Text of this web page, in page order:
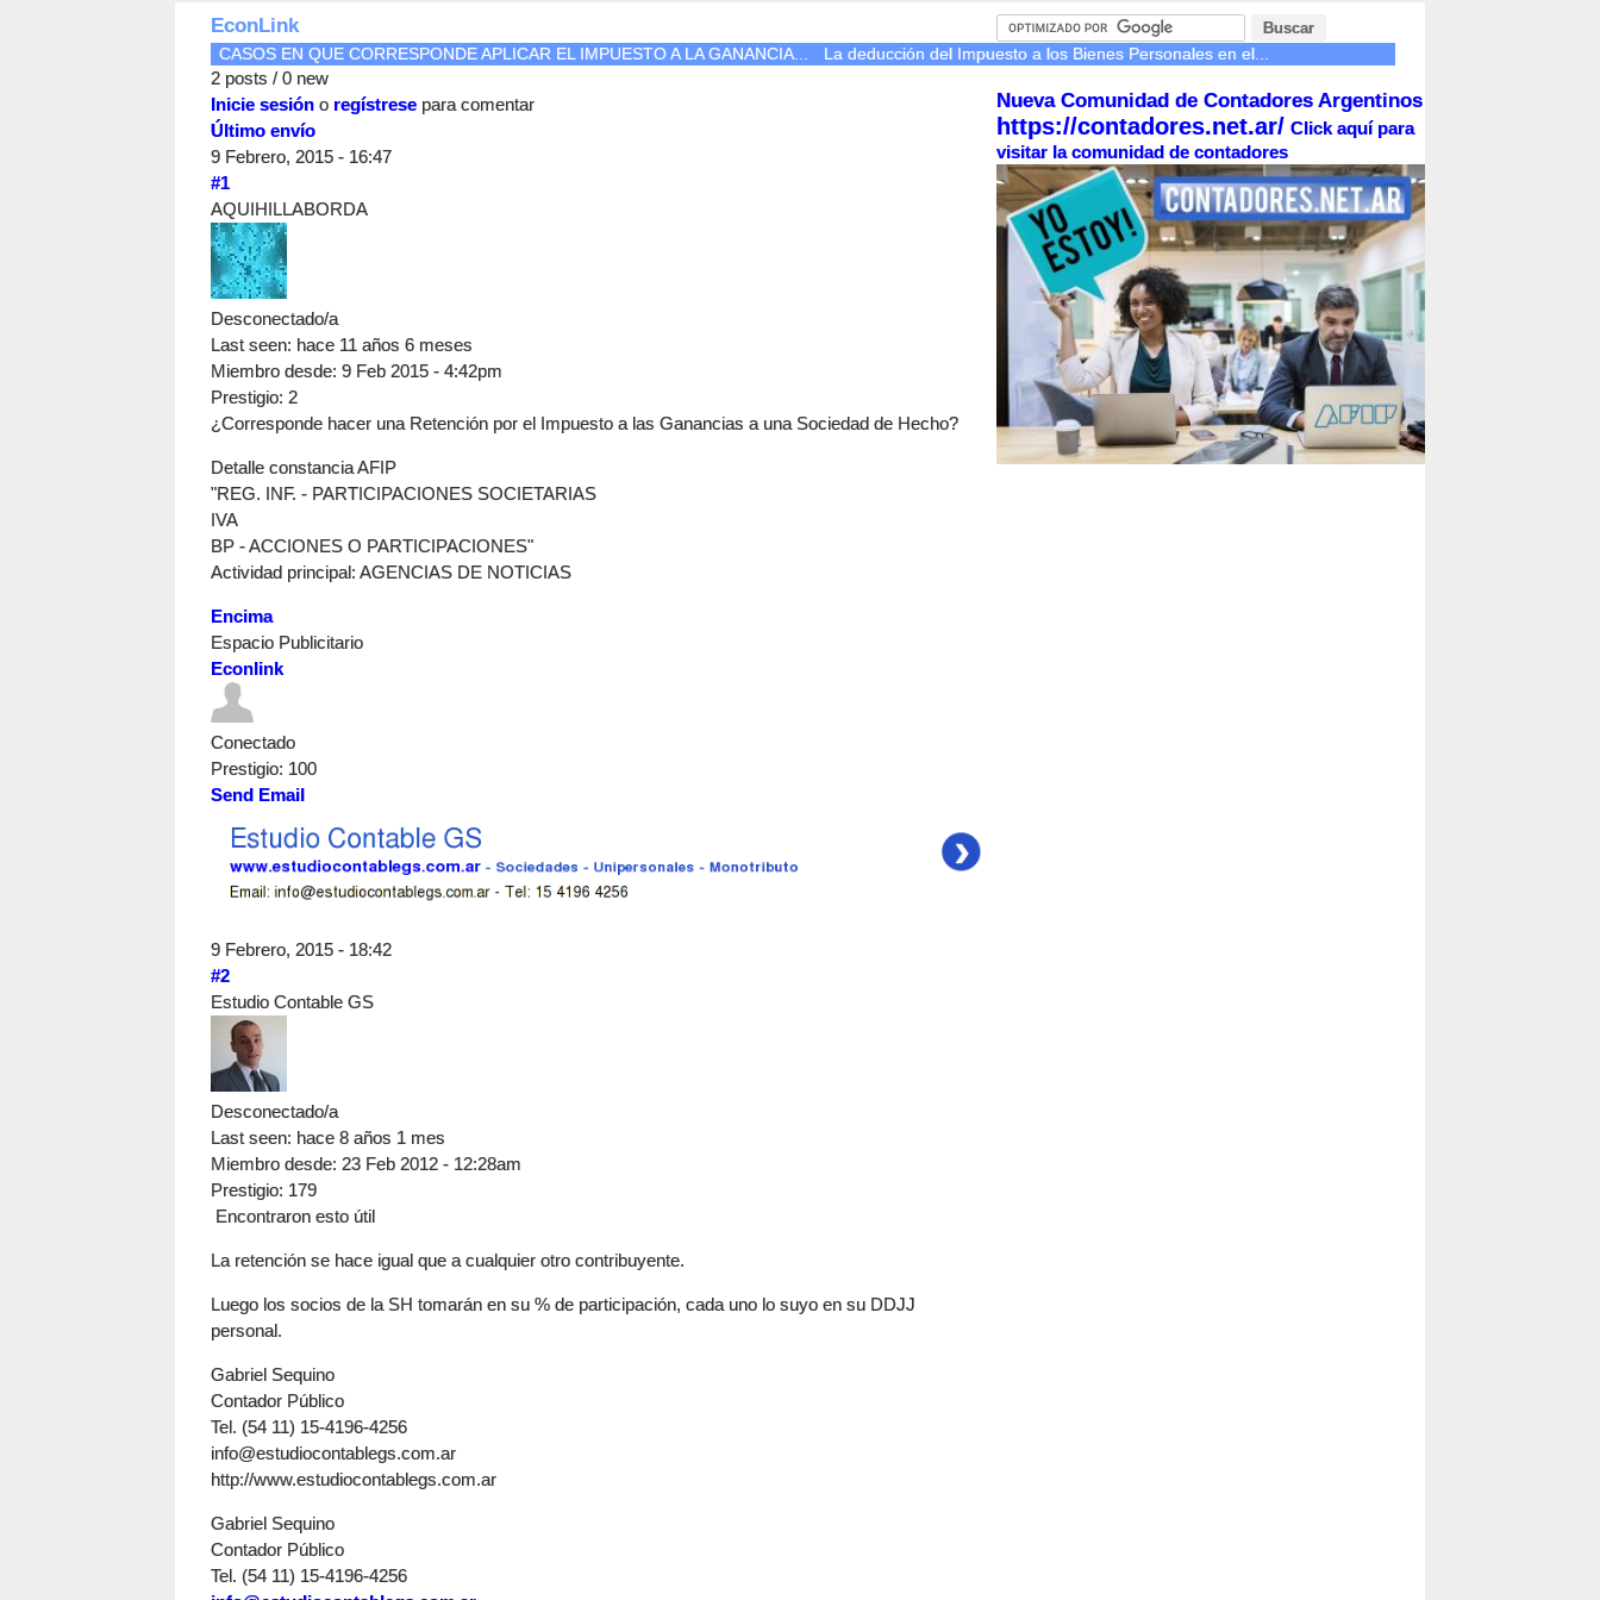
EconLink
CASOS EN QUE CORRESPONDE APLICAR EL IMPUESTO A LA GANANCIA... La deducción del Impuesto a los Bienes Personales en el...
2 posts / 0 new
Inicie sesión o regístrese para comentar
Último envío
9 Febrero, 2015 - 16:47
#1
AQUIHILLABORDA
Desconectado/a
Last seen: hace 11 años 6 meses
Miembro desde: 9 Feb 2015 - 4:42pm
Prestigio: 2
¿Corresponde hacer una Retención por el Impuesto a las Ganancias a una Sociedad de Hecho?
Detalle constancia AFIP
"REG. INF. - PARTICIPACIONES SOCIETARIAS
IVA
BP - ACCIONES O PARTICIPACIONES"
Actividad principal: AGENCIAS DE NOTICIAS
Encima
Espacio Publicitario
Econlink
Conectado
Prestigio: 100
Send Email
9 Febrero, 2015 - 18:42
#2
Estudio Contable GS
Desconectado/a
Last seen: hace 8 años 1 mes
Miembro desde: 23 Feb 2012 - 12:28am
Prestigio: 179
Encontraron esto útil
La retención se hace igual que a cualquier otro contribuyente.
Luego los socios de la SH tomarán en su % de participación, cada uno lo suyo en su DDJJ
personal.
Gabriel Sequino
Contador Público
Tel. (54 11) 15-4196-4256
info@estudiocontablegs.com.ar
http://www.estudiocontablegs.com.ar
Gabriel Sequino
Contador Público
Tel. (54 11) 15-4196-4256
Nueva Comunidad de Contadores Argentinos
https://contadores.net.ar/ Click aquí para
visitar la comunidad de contadores